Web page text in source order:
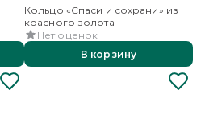
Кольцо «Спаси и сохрани» из
красного золота
Нет оценок
В корзину